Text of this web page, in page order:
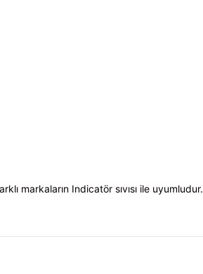
markaların Indicatör sıvısı ile uyumludur.